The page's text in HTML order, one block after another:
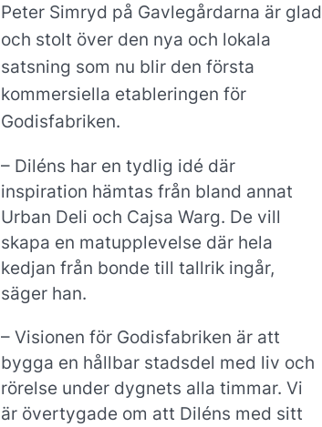
Peter Simryd på Gavlegårdarna är glad
och stolt över den nya och lokala
satsning som nu blir den första
kommersiella etableringen för
Godisfabriken.
– Diléns har en tydlig idé där
inspiration hämtas från bland annat
Urban Deli och Cajsa Warg. De vill
skapa en matupplevelse där hela
kedjan från bonde till tallrik ingår,
säger han.
– Visionen för Godisfabriken är att
bygga en hållbar stadsdel med liv och
rörelse under dygnets alla timmar. Vi
är övertygade om att Diléns med sitt